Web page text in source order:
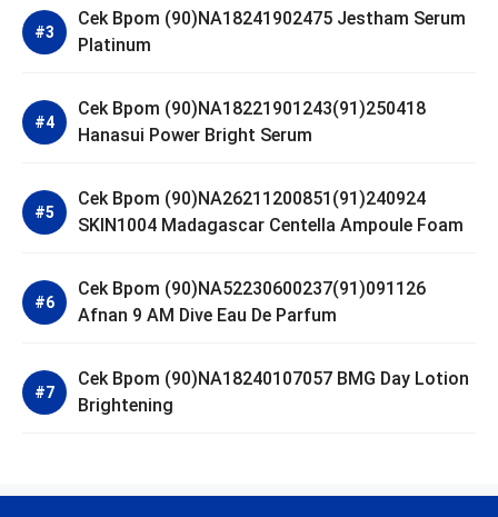
Cek Bpom (90)NA18241902475 Jestham Serum
Platinum
Cek Bpom (90)NA18221901243(91)250418
Hanasui Power Bright Serum
Cek Bpom (90)NA26211200851(91)240924
SKIN1004 Madagascar Centella Ampoule Foam
Cek Bpom (90)NA52230600237(91)091126
Afnan 9 AM Dive Eau De Parfum
Cek Bpom (90)NA18240107057 BMG Day Lotion
Brightening